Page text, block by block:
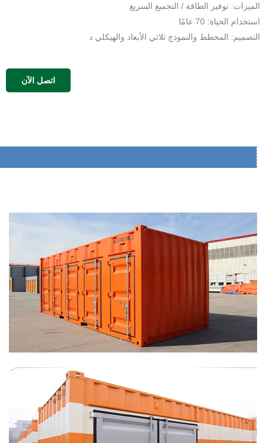
الميزات: توفير الطاقة / التجميع السريع
استخدام الحياة: 70 عامًا
التصميم: المخطط والنموذج ثلاثي الأبعاد والهيكلي د
اتصل الآن